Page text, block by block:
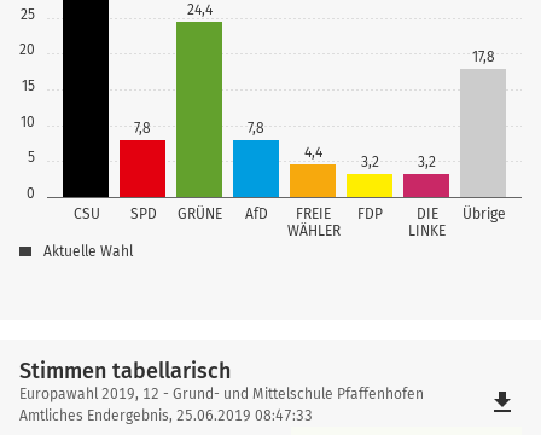
0
5
10
15
20
25
CSU SPD GRÜNE AfD
FREIE
WÄHLER
FDP
DIE
LINKE
Übrige
7,8
24,4
7,8
4,4
3,2 3,2
17,8
Aktuelle Wahl
Stimmen tabellarisch
Stimmen
tabellarisch
Europawahl 2019, 12 - Grund- und Mittelschule Pfaffenhofen
Amtliches Endergebnis, 25.06.2019 08:47:33
file_download